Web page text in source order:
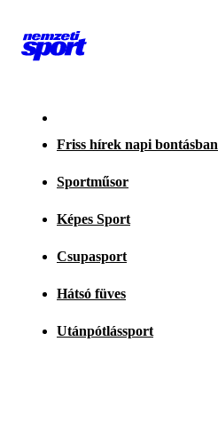
Friss hírek napi bontásban
Sportműsor
Képes Sport
Csupasport
Hátsó füves
Utánpótlássport